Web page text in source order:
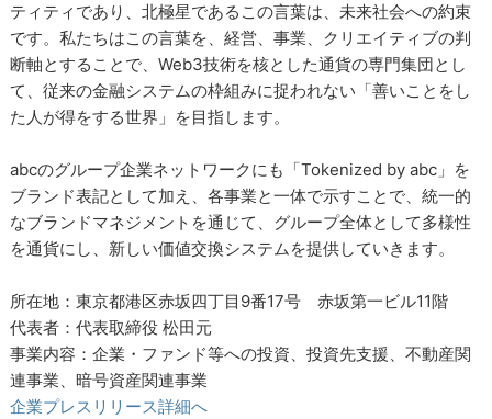
ティティであり、北極星であるこの言葉は、未来社会への約束
です。私たちはこの言葉を、経営、事業、クリエイティブの判
断軸とすることで、Web3技術を核とした通貨の専門集団とし
て、従来の金融システムの枠組みに捉われない「善いことをし
た人が得をする世界」を目指します。
abcのグループ企業ネットワークにも「Tokenized by abc」を
ブランド表記として加え、各事業と一体で示すことで、統一的
なブランドマネジメントを通じて、グループ全体として多様性
を通貨にし、新しい価値交換システムを提供していきます。
所在地：東京都港区赤坂四丁目9番17号 赤坂第一ビル11階
代表者：代表取締役 松田元
事業内容：企業・ファンド等への投資、投資先支援、不動産関
連事業、暗号資産関連事業
企業プレスリリース詳細へ